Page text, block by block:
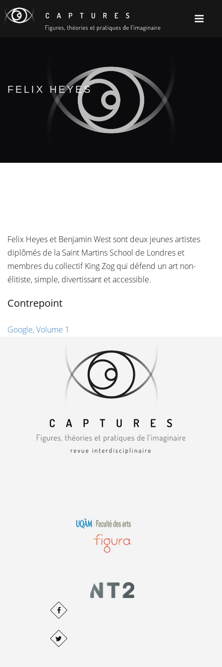
FELIX HEYES
Felix Heyes et Benjamin West sont deux jeunes artistes
diplômés de la Saint Martins School de Londres et
membres du collectif King Zog qui défend un art non-
élitiste, simple, divertissant et accessible.
Contrepoint
Google, Volume 1